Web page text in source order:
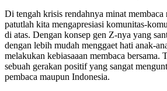
Di tengah krisis rendahnya minat membaca
patutlah kita mengapresiasi komunitas-
di atas. Dengan konsep gen Z-nya yang
dengan lebih mudah menggaet hati anak-
melakukan kebiasaaan membaca bersama.
sebuah gerakan positif yang sangat
pembaca maupun Indonesia.